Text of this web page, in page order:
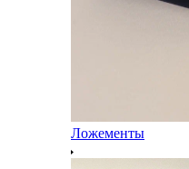
Ложементы